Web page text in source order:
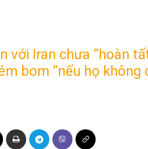
với Iran chưa “hoàn
bom “nếu họ không